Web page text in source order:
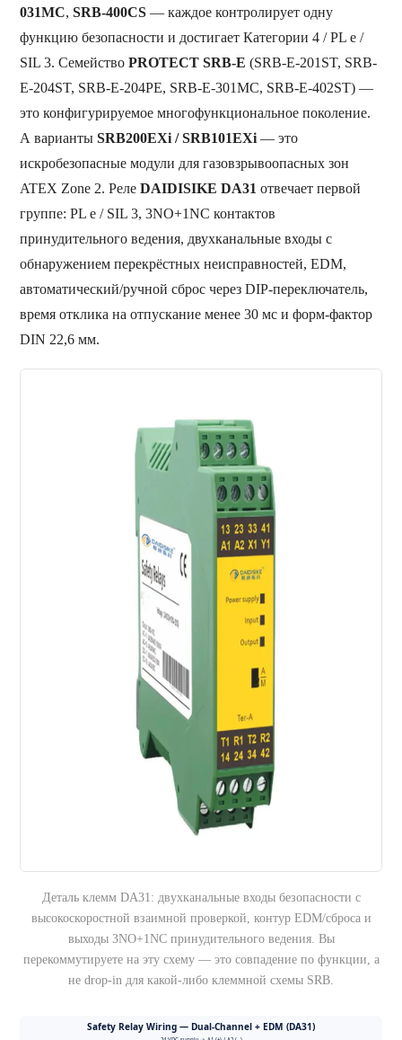
031MC, SRB-400CS — каждое контролирует одну
функцию безопасности и достигает Категории 4 / PL e /
SIL 3. Семейство PROTECT SRB-E (SRB-E-201ST, SRB-
E-204ST, SRB-E-204PE, SRB-E-301MC, SRB-E-402ST) —
это конфигурируемое многофункциональное поколение.
А варианты SRB200EXi / SRB101EXi— это
искробезопасные модули для газовзрывоопасных зон
ATEX Zone 2. Реле DAIDISIKE DA31 отвечает первой
группе: PL e / SIL 3, 3NO+1NC контактов
принудительного ведения, двухканальные входы с
обнаружением перекрёстных неисправностей, EDM,
автоматический/ручной сброс через DIP-переключатель,
время отклика на отпускание менее 30 мс и форм-фактор
DIN 22,6 мм.
Деталь клемм DA31: двухканальные входы безопасности с
высокоскоростной взаимной проверкой, контур EDM/сброса и
выходы 3NO+1NC принудительного ведения. Вы
перекоммутируете на эту схему — это совпадение по функции, а
не drop-in для какой-либо клеммной схемы SRB.